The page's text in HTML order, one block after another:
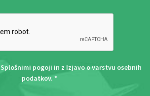
Splošnimi pogoji in z Izjavo o varstvu osebnih
podatkov. *